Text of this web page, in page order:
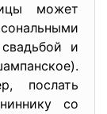
может
и
послать
со